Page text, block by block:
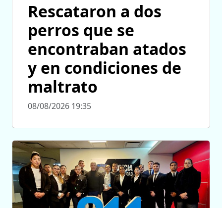
Rescataron a dos
perros que se
encontraban atados
y en condiciones de
maltrato
08/08/2026 19:35